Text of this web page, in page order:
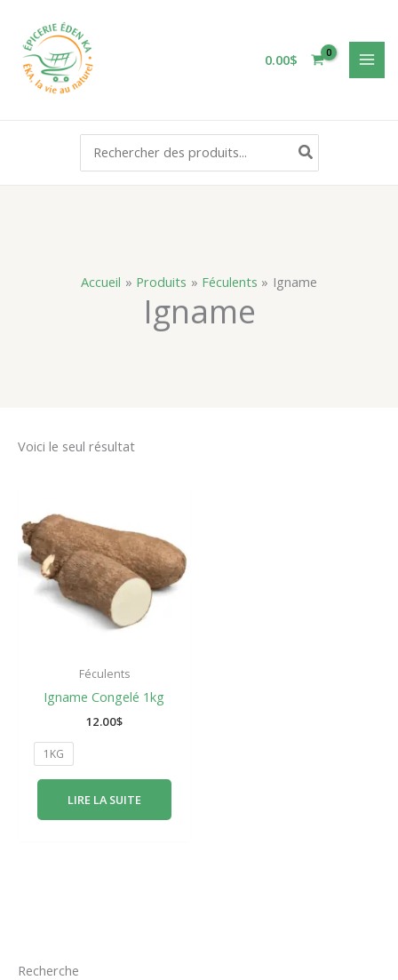
contenu
0.00$
Accueil Produits Féculents Igname
Igname
Recherche
Voici le seul résultat
Féculents
Igname Congelé 1kg
12.00$
1KG
LIRE LA SUITE